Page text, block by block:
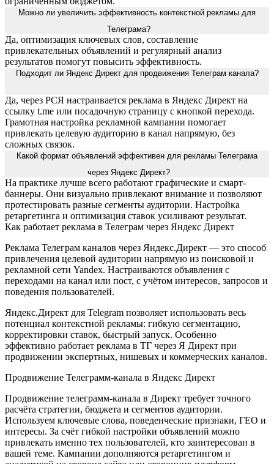
Можно ли увеличить эффективность контекстной рекламы для
Телеграма?
Да, оптимизация ключевых слов, составление
привлекательных объявлений и регулярный анализ
результатов помогут повысить эффективность.
Подходит ли Яндекс Директ для продвижения Телеграм канала?
Да, через РСЯ настраивается реклама в Яндекс Директ на
ссылку t.me или посадочную страницу с кнопкой перехода.
Грамотная настройка рекламной кампании помогает
привлекать целевую аудиторию в канал напрямую, без
сложных связок.
Какой формат объявлений эффективен для рекламы Телеграма
через Яндекс Директ?
На практике лучше всего работают графические и смарт-
баннеры. Они визуально привлекают внимание и позволяют
протестировать разные сегменты аудитории. Настройка
ретаргетинга и оптимизация ставок усиливают результат.
Как работает реклама в Телеграм через Яндекс Директ
Реклама Телеграм каналов через Яндекс.Директ — это способ
привлечения целевой аудитории напрямую из поисковой и
рекламной сети Yandex. Настраиваются объявления с
переходами на канал или пост, с учётом интересов, запросов и
поведения пользователей.
Яндекс.Директ для Telegram позволяет использовать весь
потенциал контекстной рекламы: гибкую сегментацию,
корректировки ставок, быстрый запуск. Особенно
эффективно работает реклама в ТГ через Я Директ при
продвижении экспертных, нишевых и коммерческих каналов.
Продвижение Телеграмм-канала в Яндекс Директ
Продвижение телеграмм-канала в Директ требует точного
расчёта стратегии, бюджета и сегментов аудитории.
Используем ключевые слова, поведенческие признаки, ГЕО и
интересы. За счёт гибкой настройки объявлений можно
привлекать именно тех пользователей, кто заинтересован в
вашей теме. Кампании дополняются ретаргетингом и